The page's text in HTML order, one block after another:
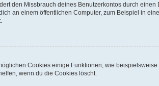
den Missbrauch deines Benutzerkontos durch einen
an einem öffentlichen Computer, zum Beispiel in
Cookies einige Funktionen, wie beispielsweise
wenn du die Cookies löscht.